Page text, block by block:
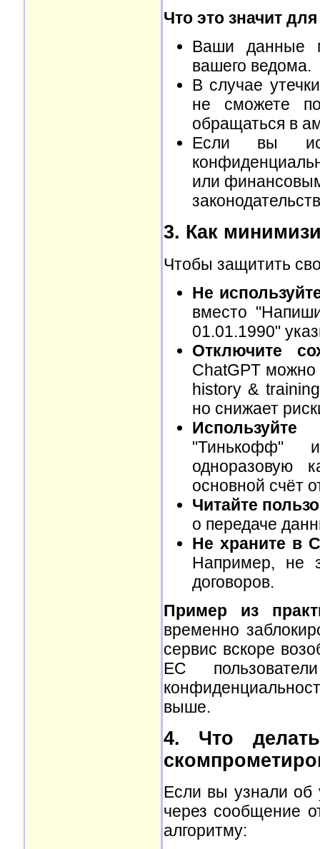
Что это значит
Ваши данные
вашего ведома.
В случае
не сможете
обращаться в
Если вы
или
3. Как
Чтобы защитить
Не
вместо
01.01.1990"
Отключите
ChatGPT можно
history &
но снижает
"Тинькофф"
одноразовую
основной счёт
Читайте
о передаче
Не храните в
Например, не
договоров.
Пример из
временно
сервис вскоре
ЕС
выше.
4. Что
Если вы узнали об
через сообщение
алгоритму: